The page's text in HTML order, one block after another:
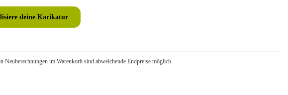
deine Karikatur
im Warenkorb sind abweichende Endpreise möglich.